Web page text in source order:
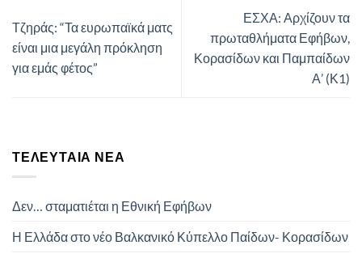
Τζηράς: “Τα ευρωπαϊκά ματς
είναι μια μεγάλη πρόκληση
για εμάς φέτος”
ΕΣΧΑ: Αρχίζουν τα
πρωταθλήματα Εφήβων,
Κορασίδων και Παμπαίδων
Α’ (Κ1)
ΤΕΛΕΥΤΑΊΑ ΝΈΑ
Δεν… σταματιέται η Εθνική Εφήβων
Η Ελλάδα στο νέο Βαλκανικό Κύπελλο Παίδων- Κορασίδων